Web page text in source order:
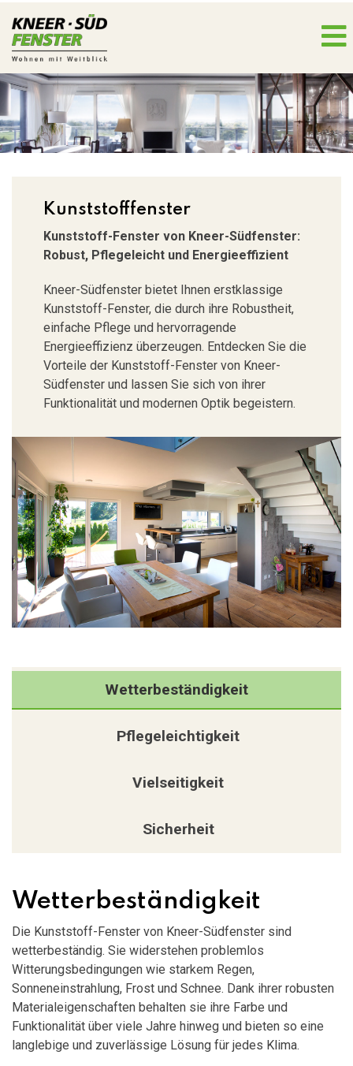
Kunststofffenster
Kunststoff-Fenster von Kneer-Südfenster:
Robust, Pflegeleicht und Energieeffizient
Kneer-Südfenster bietet Ihnen erstklassige
Kunststoff-Fenster, die durch ihre Robustheit,
einfache Pflege und hervorragende
Energieeffizienz überzeugen. Entdecken Sie die
Vorteile der Kunststoff-Fenster von Kneer-
Südfenster und lassen Sie sich von ihrer
Funktionalität und modernen Optik begeistern.
Wetterbeständigkeit
Pflegeleichtigkeit
Vielseitigkeit
Sicherheit
Wetterbeständigkeit
Die Kunststoff-Fenster von Kneer-Südfenster sind
wetterbeständig. Sie widerstehen problemlos
Witterungsbedingungen wie starkem Regen,
Sonneneinstrahlung, Frost und Schnee. Dank ihrer robusten
Materialeigenschaften behalten sie ihre Farbe und
Funktionalität über viele Jahre hinweg und bieten so eine
langlebige und zuverlässige Lösung für jedes Klima.